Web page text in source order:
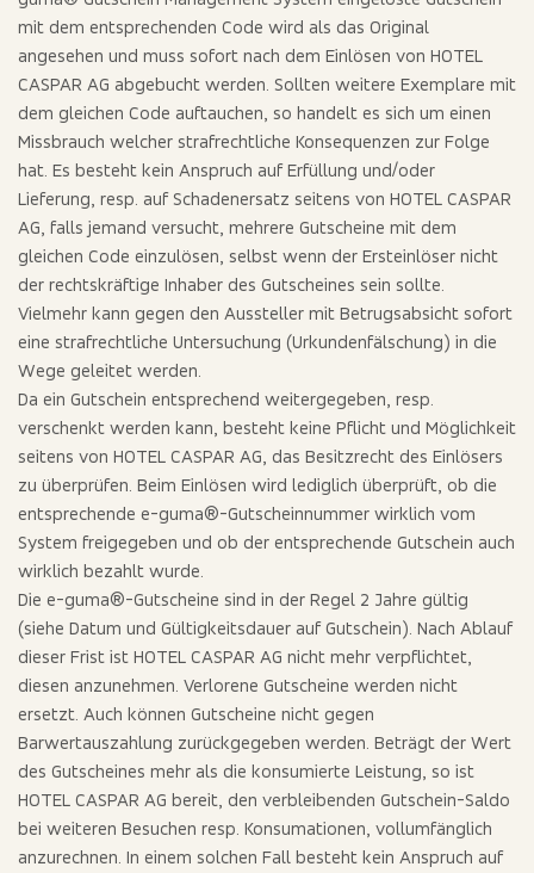
mit dem entsprechenden Code wird als das Original
angesehen und muss sofort nach dem Einlösen von HOTEL
CASPAR AG abgebucht werden. Sollten weitere Exemplare mit
dem gleichen Code auftauchen, so handelt es sich um einen
Missbrauch welcher strafrechtliche Konsequenzen zur Folge
hat. Es besteht kein Anspruch auf Erfüllung und/oder
Lieferung, resp. auf Schadenersatz seitens von HOTEL CASPAR
AG, falls jemand versucht, mehrere Gutscheine mit dem
gleichen Code einzulösen, selbst wenn der Ersteinlöser nicht
der rechtskräftige Inhaber des Gutscheines sein sollte.
Vielmehr kann gegen den Aussteller mit Betrugsabsicht sofort
eine strafrechtliche Untersuchung (Urkundenfälschung) in die
Wege geleitet werden.
Da ein Gutschein entsprechend weitergegeben, resp.
verschenkt werden kann, besteht keine Pflicht und Möglichkeit
seitens von HOTEL CASPAR AG, das Besitzrecht des Einlösers
zu überprüfen. Beim Einlösen wird lediglich überprüft, ob die
entsprechende e-guma®-Gutscheinnummer wirklich vom
System freigegeben und ob der entsprechende Gutschein auch
wirklich bezahlt wurde.
Die e-guma®-Gutscheine sind in der Regel 2 Jahre gültig
(siehe Datum und Gültigkeitsdauer auf Gutschein). Nach Ablauf
dieser Frist ist HOTEL CASPAR AG nicht mehr verpflichtet,
diesen anzunehmen. Verlorene Gutscheine werden nicht
ersetzt. Auch können Gutscheine nicht gegen
Barwertauszahlung zurückgegeben werden. Beträgt der Wert
des Gutscheines mehr als die konsumierte Leistung, so ist
HOTEL CASPAR AG bereit, den verbleibenden Gutschein-Saldo
bei weiteren Besuchen resp. Konsumationen, vollumfänglich
anzurechnen. In einem solchen Fall besteht kein Anspruch auf